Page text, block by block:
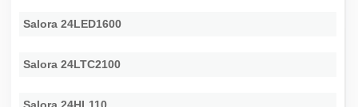
Salora 24LED1600
Salora 24LTC2100